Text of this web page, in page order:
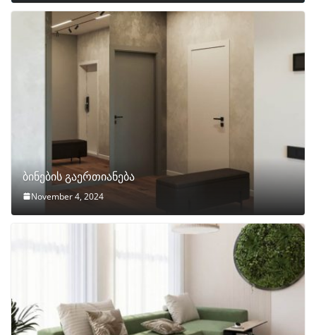
ბინების გაერთიანება
November 4, 2024